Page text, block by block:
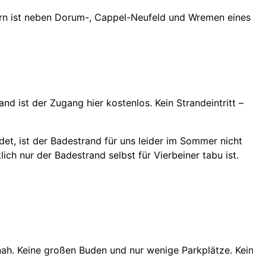
ist neben Dorum-, Cappel-Neufeld und Wremen eines
ist der Zugang hier kostenlos. Kein Strandeintritt –
ist der Badestrand für uns leider im Sommer nicht
nur der Badestrand selbst für Vierbeiner tabu ist.
Keine großen Buden und nur wenige Parkplätze. Kein